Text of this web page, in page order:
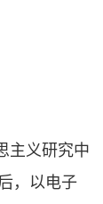
主义研究中
，以电子